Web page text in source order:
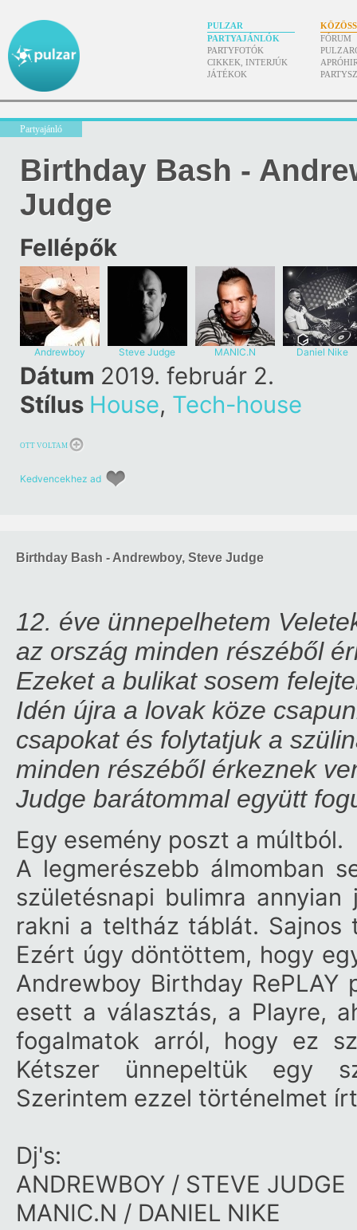
PULZAR
PARTYAJÁNLÓK
PARTYFOTÓK
CIKKEK, INTERJÚK
JÁTÉKOK
FÓRUM
Partyajánló
Birthday Bash -
Judge
Fellépők
Andrewboy Steve Judge MANIC.N Daniel Nike
Dátum 2019. február 2.
Stílus House, Tech-house
OTT VOLTAM
Kedvencekhez ad
Birthday Bash - Andrewboy, Steve Judge
12. éve ünnepelhetem
az ország minden részéből
Ezeket a bulikat sosem
Idén újra a lovak köze
csapokat és folytatjuk a
minden részéből érkeznek
Judge barátommal együtt
Egy esemény poszt a múltból.
A legmerészebb álmomban
születésnapi bulimra
rakni a teltház táblát. Sajnos
Ezért úgy döntöttem, hogy
Andrewboy Birthday
esett a választás, a Playre,
fogalmatok arról, hogy ez
Kétszer ünnepeltük egy
Szerintem ezzel történelmet
Dj's:
ANDREWBOY / STEVE JUDGE
MANIC.N / DANIEL NIKE